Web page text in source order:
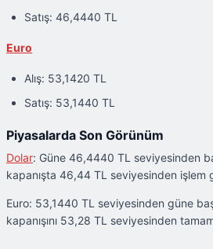
Satış: 46,4440 TL
Euro
Alış: 53,1420 TL
Satış: 53,1440 TL
Piyasalarda Son Görünüm
Dolar: Güne 46,4440 TL seviyesinden
kapanışta 46,44 TL seviyesinden işlem
Euro: 53,1440 TL seviyesinden güne
kapanışını 53,28 TL seviyesinden